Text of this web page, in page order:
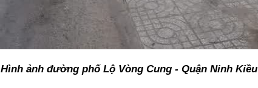
Hình ảnh đường phố Lộ Vòng Cung - Quận Ninh Kiều